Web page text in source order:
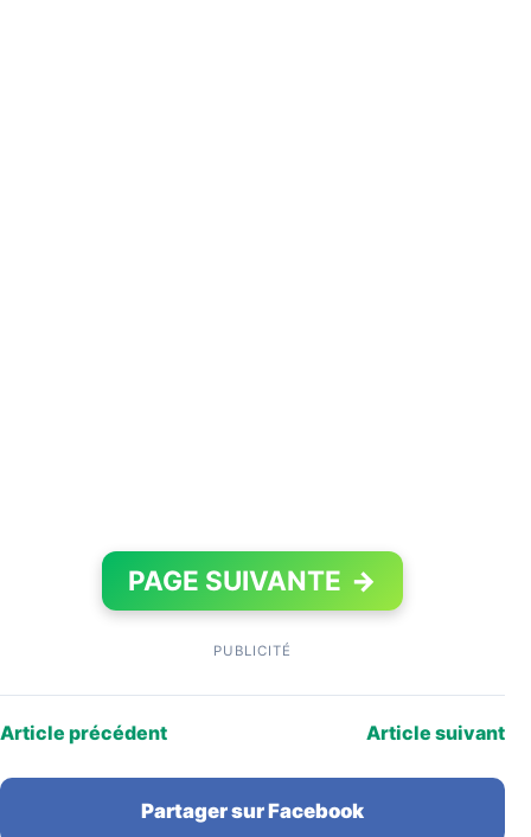
PAGE SUIVANTE →
PUBLICITÉ
Article précédent Article suivant
Partager sur Facebook